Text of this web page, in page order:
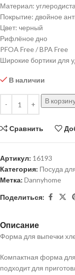
Материал:
Покрытие: двойное
Цвет: черный
Рифлёное дно
PFOA Free / BPA Free
Широкие бортики для
В наличии
В
Сравнить
Артикул: 16193
Категория: Посуда
Метка: Dannyhome
Поделиться:
Описание
Форма для выпечки
Компактная форма
подходит для